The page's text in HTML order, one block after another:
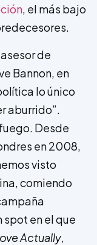
, el más bajo
de
Bannon, en
lo único
aburrido”.
Desde
en 2008,
visto
comiendo
en el que
Actually,